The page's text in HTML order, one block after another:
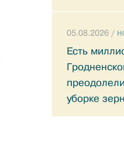
05.08.2026 /
Есть
уборке